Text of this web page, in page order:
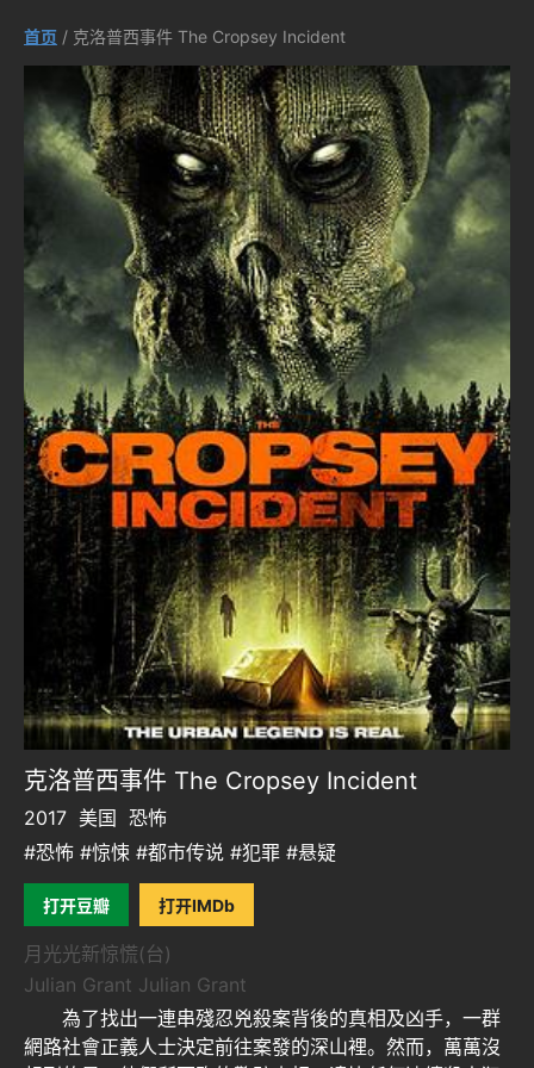
首页 / 克洛普西事件 The Cropsey Incident
克洛普西事件 The Cropsey Incident
2017 美国 恐怖
#恐怖 #惊悚 #都市传说 #犯罪 #悬疑
打开豆瓣 打开IMDb
月光光新惊慌(台)
Julian Grant Julian Grant
為了找出一連串殘忍兇殺案背後的真相及凶手，一群
網路社會正義人士決定前往案發的深山裡。然而，萬萬沒